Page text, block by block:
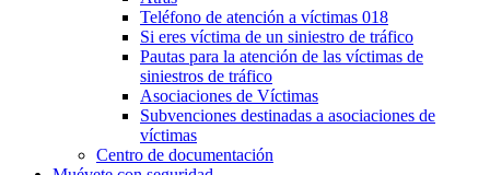
Teléfono de atención a víctimas 018
Si eres víctima de un siniestro de tráfico
Pautas para la atención de las víctimas de
siniestros de tráfico
Asociaciones de Víctimas
Subvenciones destinadas a asociaciones de
víctimas
Centro de documentación